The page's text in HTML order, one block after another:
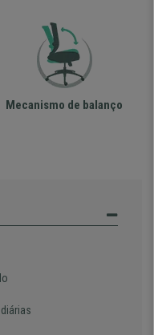
Mecanismo de balanço